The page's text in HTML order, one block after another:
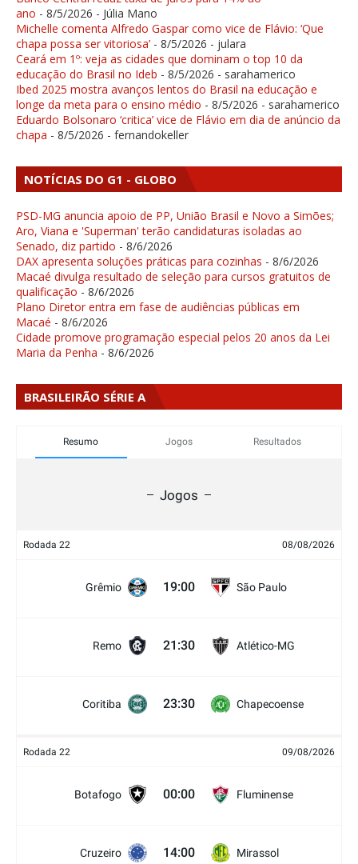
ano - 8/5/2026 - Júlia Mano
Michelle comenta Alfredo Gaspar como vice de Flávio: ‘Que
chapa possa ser vitoriosa’ - 8/5/2026 - julara
Ceará em 1º: veja as cidades que dominam o top 10 da
educação do Brasil no Ideb - 8/5/2026 - sarahamerico
Ibed 2025 mostra avanços lentos do Brasil na educação e
longe da meta para o ensino médio - 8/5/2026 - sarahamerico
Eduardo Bolsonaro ‘critica’ vice de Flávio em dia de anúncio da
chapa - 8/5/2026 - fernandokeller
NOTÍCIAS DO G1 - GLOBO
PSD-MG anuncia apoio de PP, União Brasil e Novo a Simões;
Aro, Viana e 'Superman' terão candidaturas isoladas ao
Senado, diz partido - 8/6/2026
DAX apresenta soluções práticas para cozinhas - 8/6/2026
Macaé divulga resultado de seleção para cursos gratuitos de
qualificação - 8/6/2026
Plano Diretor entra em fase de audiências públicas em
Macaé - 8/6/2026
Cidade promove programação especial pelos 20 anos da Lei
Maria da Penha - 8/6/2026
BRASILEIRÃO SÉRIE A
Resumo Jogos Resultados
Jogos
Rodada 22 08/08/2026
Grêmio 19:00 São Paulo
Remo 21:30 Atlético-MG
Coritiba 23:30 Chapecoense
Rodada 22 09/08/2026
Botafogo 00:00 Fluminense
Cruzeiro 14:00 Mirassol